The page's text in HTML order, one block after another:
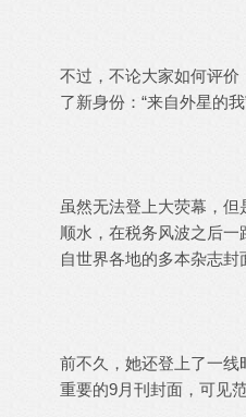
不过，不论大家如何评
了新身份：“来自外星的我”
虽然无法登上大荧幕，
顺水，在税务风波之后
自世界各地的多本杂志封
前不久，她还登上了一
重要的9月刊封面，可见